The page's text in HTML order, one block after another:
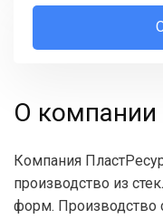
О компании
Компания
производство из
форм. Производство